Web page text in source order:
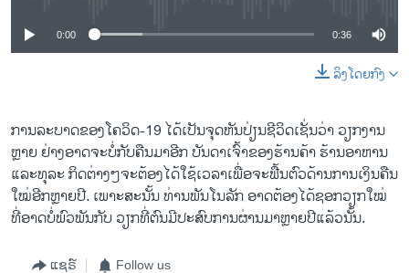
0:00 0:36
ລິງໂດຍກົງ
ການລະບາດຂອງໂຄວິດ-19 ໄດ້ເປັນຈຸດຫັນປ່ຽນຊີວິດເຊັ່ນວ່າ ວຽກງານ
ຫຼາຍ ຢ່າງອາດຈະບໍ່ກັບຄືນມາອີກ ບັນດາເຈົ້າຂອງຮ້ານຄ້າ ຮ້ານອາຫານ
ແລະທຸລະ ກິດຕ່າງໆຈະຕ້ອງໄດ້ໃຊ້ເວລາເພື່ອຈະຟື້ນຕົວດ້ານການເງິນຄືນ
ໃໝ່ອີກຫຼາຍປີ. ເພາະສະນັ້ນ ທ່ານພັນໂນລັກ ອາດຕ້ອງໄດ້ຊອກວຽກໃໝ່
ທີ່ອາດບໍ່ພົວພັນກັບ ວຽກທີ່ຕົນມີປະສົບການຜ່ານມາຫຼາຍປີແລ້ວນັ້ນ.
ແຊຣ໌ Follow us